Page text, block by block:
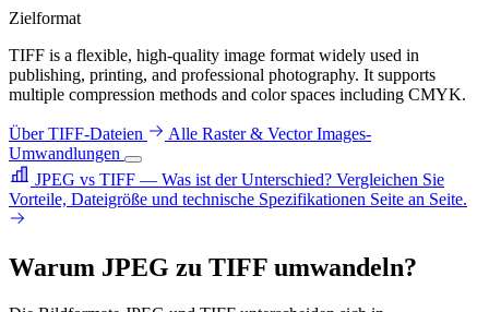
Zielformat
TIFF is a flexible, high-quality image format widely used in
publishing, printing, and professional photography. It supports
multiple compression methods and color spaces including CMYK.
Über TIFF-Dateien
Alle Raster & Vector Images-
Umwandlungen
JPEG vs TIFF — Was ist der Unterschied? Vergleichen Sie
Vorteile, Dateigröße und technische Spezifikationen Seite an Seite.
Warum JPEG zu TIFF umwandeln?